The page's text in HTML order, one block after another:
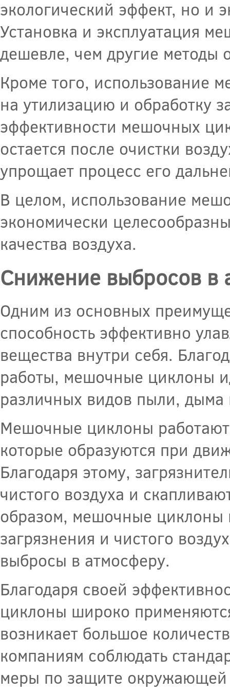
экологический эффект, но и
Установка и эксплуатация
дешевле, чем другие методы
Кроме того, использование
на утилизацию и обработку
эффективности мешочных
остается после очистки
упрощает процесс его
В целом, использование
экономически
качества воздуха.
Снижение выбросов в
Одним из основных
способность эффективно
вещества внутри себя.
работы, мешочные циклоны
различных видов пыли, дыма
Мешочные циклоны
которые образуются при
Благодаря этому,
чистого воздуха и
образом, мешочные циклоны
загрязнения и чистого
выбросы в атмосферу.
Благодаря своей
циклоны широко
возникает большое
компаниям соблюдать
меры по защите